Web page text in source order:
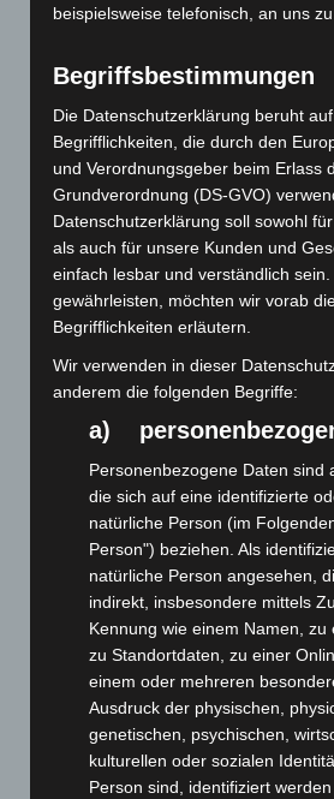
Art.-Nr. 11209-1
tie, pure silk, jacquard woven, 8,5 cm
smaler width available, quantity on
Price: 5,00 € plus tax & shipping
Art.-Nr. 11210-1
tie, pure silk, jacquard woven
Price: 0,00 € plus tax & shipping
beispielsweise telefonisch, an uns
Begriffsbestimmungen
Die Datenschutzerklärung beruht
Begrifflichkeiten, die durch den
und Verordnungsgeber beim Erlass
Grundverordnung (DS-GVO)
Datenschutzerklärung soll sowohl
als auch für unsere Kunden und
einfach lesbar und verständlich
gewährleisten, möchten wir vorab
Begrifflichkeiten erläutern.
Wir verwenden in dieser
anderem die folgenden Begriffe:
a)
Personenbezogene Daten sind
die sich auf eine identifizierte
natürliche Person (im
Person") beziehen. Als
natürliche Person angesehen,
indirekt, insbesondere mittels
Kennung wie einem Namen, zu
zu Standortdaten, zu einer
einem oder mehreren
Ausdruck der physischen,
genetischen, psychischen,
kulturellen oder sozialen
Person sind, identifiziert werden